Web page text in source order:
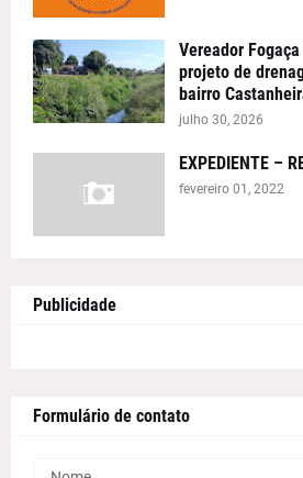
Vereador
projeto de
bairro
julho 30, 2026
EXPEDIENTE –
fevereiro 01, 2022
Publicidade
Formulário de contato